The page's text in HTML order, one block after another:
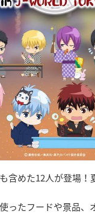
含めた12人が登場！
ったフードや景品、